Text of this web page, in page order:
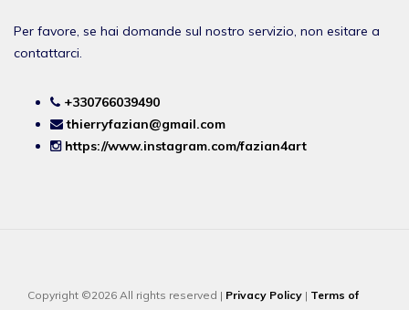
Per favore, se hai domande sul nostro servizio, non esitare a
contattarci.
+330766039490
thierryfazian@gmail.com
https://www.instagram.com/fazian4art
Copyright ©2026 All rights reserved | Privacy Policy | Terms of